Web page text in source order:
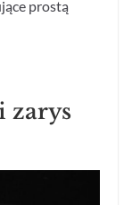
prostą
zarys